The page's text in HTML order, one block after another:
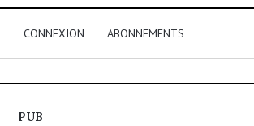
CONNEXION ABONNEMENTS
PUB